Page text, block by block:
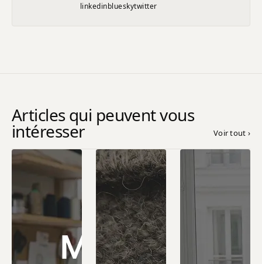
linkedinblueskytwitter
Articles qui peuvent vous
intéresser Voir tout ›